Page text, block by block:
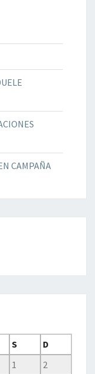
CAMPAÑA
S
D
1
2